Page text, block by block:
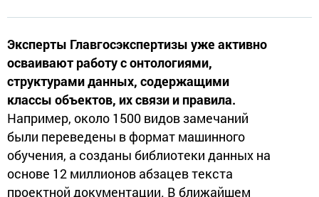
Эксперты Главгосэкспертизы уже активно
осваивают работу с онтологиями,
структурами данных, содержащими
классы объектов, их связи и правила.
Например, около 1500 видов замечаний
были переведены в формат машинного
обучения, а созданы библиотеки данных на
основе 12 миллионов абзацев текста
проектной документации. В ближайшем